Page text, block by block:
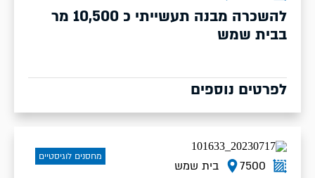
להשכרה מבנה תעשייתי כ 10,500 מר
בבית שמש
לפרטים נוספים
7500 בית שמש
מחסנים לוגיסטיים